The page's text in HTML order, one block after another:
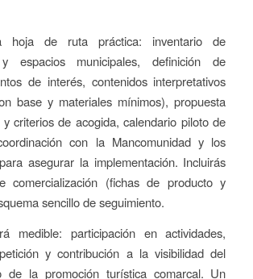
hoja de ruta práctica: inventario de
y espacios municipales, definición de
de interés, contenidos interpretativos
base y materiales mínimos), propuesta
criterios de acogida, calendario piloto de
con la Mancomunidad y los
asegurar la implementación. Incluirás
comercialización (fichas de producto y
sencillo de seguimiento.
medible: participación en actividades,
y contribución a la visibilidad del
de la promoción turística comarcal. Un